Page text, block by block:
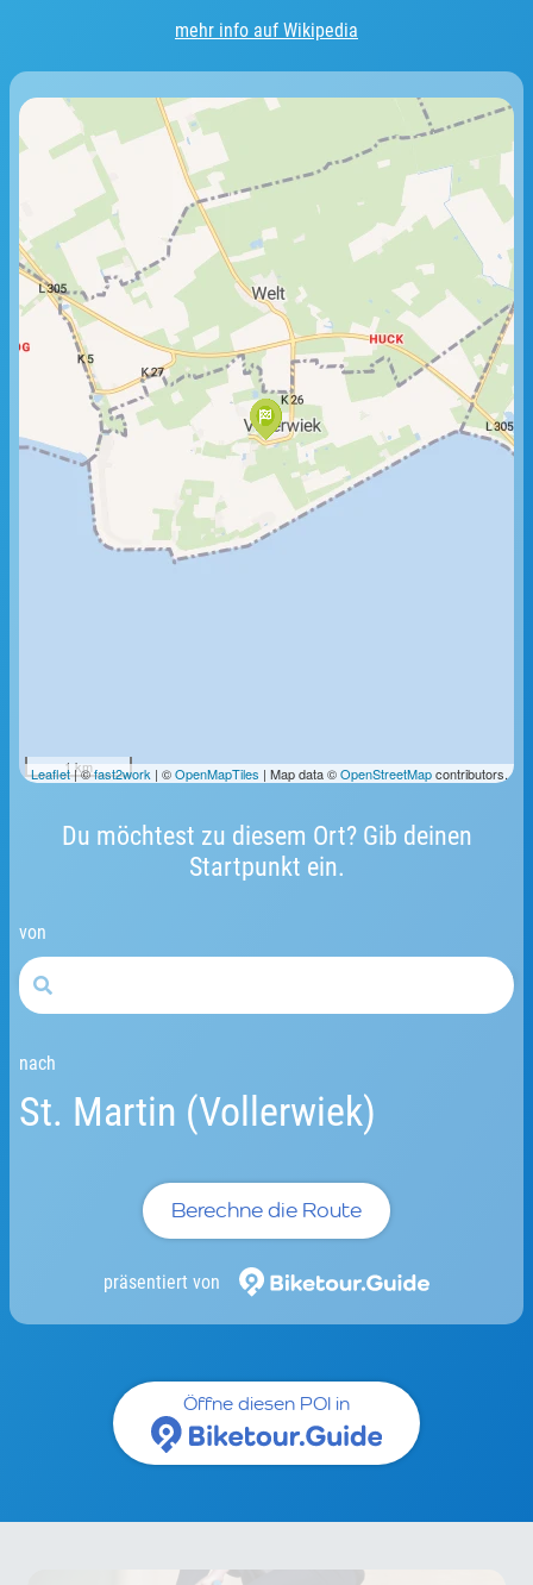
mehr info auf Wikipedia
Du möchtest zu diesem Ort? Gib deinen
Startpunkt ein.
von
nach
St. Martin (Vollerwiek)
Berechne die Route
präsentiert von
1 km
Leaflet| ©fast2work | ©OpenMapTiles | Map data ©OpenStreetMapcontributors.
Öffne diesen POI in